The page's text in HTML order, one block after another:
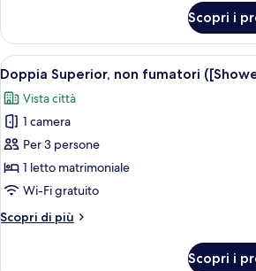
Bed
w160cm)
Standard,
non
fumatori
(with
Breakfast,Wide
Bed
w160cm)
Scopri i
Apri
tutte
le
foto
per
Doppia
Superior,
fumatori
Una
5
Doppia Superior, non fumatori
Vista città
1 camera
Per 3 persone
1 letto matrimoniale
Wi-Fi gratuito
Scopri di più
Altri
Scopri i